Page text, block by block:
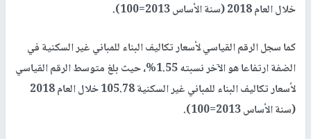
خلال العام 2018 (سنة الأساس 2013=100).
كما سجل الرقم القياسي لأسعار تكاليف البناء للمباني غير السكنية في
الضفة ارتفاعا هو الآخر نسبته 1.55%، حيث بلغ متوسط الرقم القياسي
لأسعار تكاليف البناء للمباني غير السكنية 105.78 خلال العام 2018
(سنة الأساس 2013=100).